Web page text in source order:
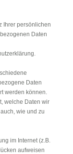
Ihrer persönlichen
Daten
Daten
werden können.
welche Daten wir
wie und zu
im Internet (z.B.
aufweisen